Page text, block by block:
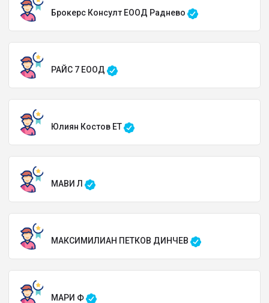
Брокерс Консулт ЕООД Раднево
РАЙС 7 ЕООД
Юлиян Костов ЕТ
МАВИ Л
МАКСИМИЛИАН ПЕТКОВ ДИНЧЕВ
МАРИ Ф